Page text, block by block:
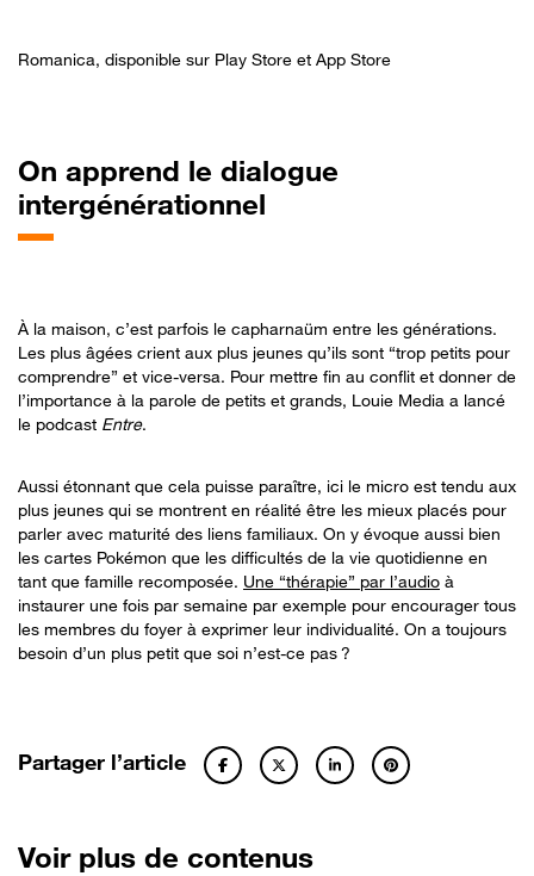
Romanica, disponible sur Play Store et App Store
On apprend le dialogue
intergénérationnel
À la maison, c’est parfois le capharnaüm entre les générations.
Les plus âgées crient aux plus jeunes qu’ils sont “trop petits pour
comprendre” et vice-versa. Pour mettre fin au conflit et donner de
l’importance à la parole de petits et grands, Louie Media a lancé
le podcast Entre.
Aussi étonnant que cela puisse paraître, ici le micro est tendu aux
plus jeunes qui se montrent en réalité être les mieux placés pour
parler avec maturité des liens familiaux. On y évoque aussi bien
les cartes Pokémon que les difficultés de la vie quotidienne en
tant que famille recomposée. Une “thérapie” par l’audio à
instaurer une fois par semaine par exemple pour encourager tous
les membres du foyer à exprimer leur individualité. On a toujours
besoin d’un plus petit que soi n’est-ce pas ?
Partager l’article
Voir plus de contenus